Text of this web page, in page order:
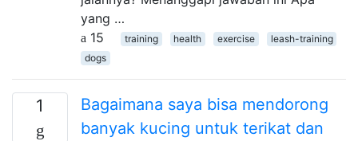
yang …
15
training health exercise
leash-training
dogs
1
Bagaimana saya bisa mendorong
banyak kucing untuk terikat dan